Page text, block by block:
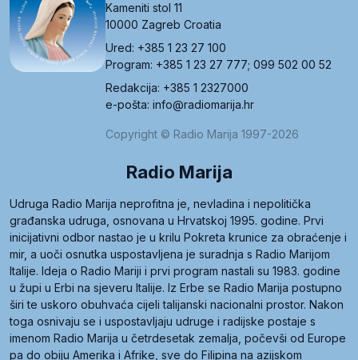
Kameniti stol 11
10000 Zagreb Croatia
Ured: +385 1 23 27 100
Program: +385 1 23 27 777; 099 502 00 52
Redakcija: +385 1 2327000
e-pošta: info@radiomarija.hr
Copyright © Radio Marija 1997-2026
Radio Marija
Udruga Radio Marija neprofitna je, nevladina i nepolitička
građanska udruga, osnovana u Hrvatskoj 1995. godine. Prvi
inicijativni odbor nastao je u krilu Pokreta krunice za obraćenje i
mir, a uoči osnutka uspostavljena je suradnja s Radio Marijom
Italije. Ideja o Radio Mariji i prvi program nastali su 1983. godine
u župi u Erbi na sjeveru Italije. Iz Erbe se Radio Marija postupno
širi te uskoro obuhvaća cijeli talijanski nacionalni prostor. Nakon
toga osnivaju se i uspostavljaju udruge i radijske postaje s
imenom Radio Marija u četrdesetak zemalja, počevši od Europe
pa do obiju Amerika i Afrike, sve do Filipina na azijskom